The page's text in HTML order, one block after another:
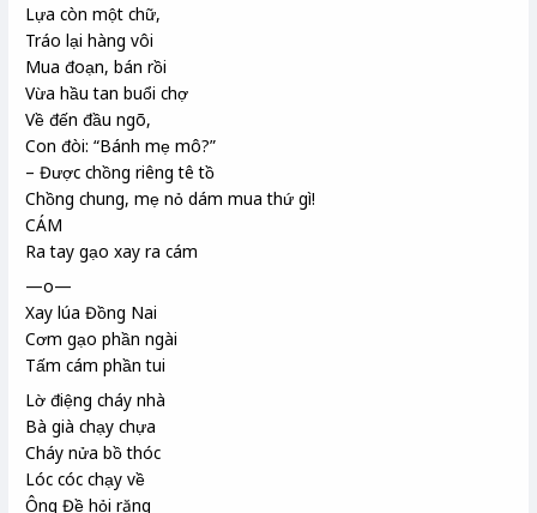
Lựa còn một chữ,
Tráo lại hàng vôi
Mua đoạn, bán rồi
Vừa hầu tan buổi chợ
Về đến đầu ngõ,
Con đòi: “Bánh mẹ mô?”
– Được chồng riêng tê tồ
Chồng chung, mẹ nỏ dám mua thứ gì!
CÁM
Ra tay gạo xay ra cám
—o—
Xay lúa Đồng Nai
Cơm gạo phần ngài
Tấm cám phần tui
Lờ điệng cháy nhà
Bà già chạy chựa
Cháy nửa bồ thóc
Lóc cóc chạy về
Ông Đề hỏi răng